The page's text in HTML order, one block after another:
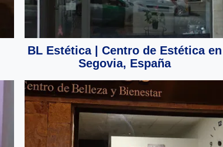
BL Estética | Centro de Estética en
Segovia, España